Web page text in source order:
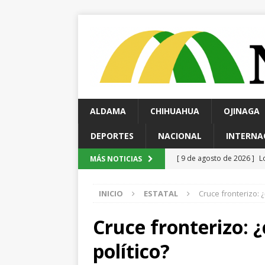
ALDAMA CHIHUAHUA OJINAGA
DEPORTES NACIONAL
MÁS NOTICIAS [ 9 de agosto de 2026 ]
ESTATAL
[ 8 de agosto de 2026 ]
INICIO ESTATAL Cruce fronterizo:
Cruce fronterizo:
político?